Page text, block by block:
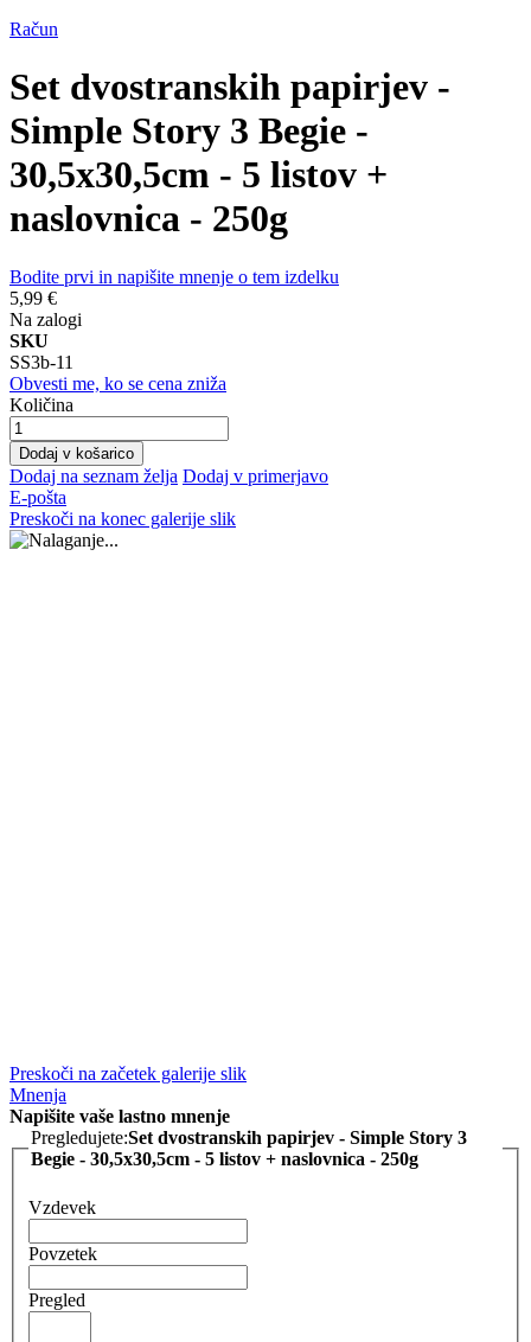
Račun
Set dvostranskih papirjev -
Simple Story 3 Begie -
30,5x30,5cm - 5 listov +
naslovnica - 250g
Bodite prvi in napišite mnenje o tem izdelku
5,99 €
Na zalogi
SKU
SS3b-11
Obvesti me, ko se cena zniža
Količina
Dodaj v košarico
Dodaj na seznam želja Dodaj v primerjavo
E-pošta
Preskoči na konec galerije slik
Preskoči na začetek galerije slik
Mnenja
Napišite vaše lastno mnenje
Pregledujete:Set dvostranskih papirjev - Simple Story 3
Begie - 30,5x30,5cm - 5 listov + naslovnica - 250g
Vzdevek
Povzetek
Pregled